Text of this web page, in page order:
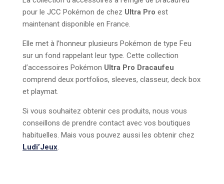
pour le JCC Pokémon de chez Ultra Pro est
maintenant disponible en France.
Elle met à l’honneur plusieurs Pokémon de type Feu
sur un fond rappelant leur type. Cette collection
d’accessoires Pokémon Ultra Pro Dracaufeu
comprend deux portfolios, sleeves, classeur, deck box
et playmat.
Si vous souhaitez obtenir ces produits, nous vous
conseillons de prendre contact avec vos boutiques
habituelles. Mais vous pouvez aussi les obtenir chez
Ludi’Jeux.